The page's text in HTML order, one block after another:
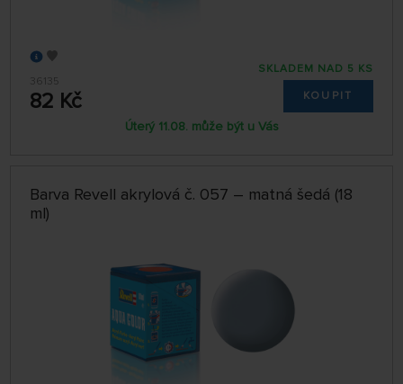
36135
82 Kč
SKLADEM NAD 5 KS
KOUPIT
Úterý 11.08. může být u Vás
Barva Revell akrylová č. 057 – matná šedá (18
ml)